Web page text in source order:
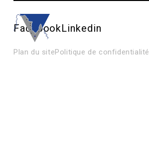
FacebookLinkedin
Plan du sitePolitique de confidentialité